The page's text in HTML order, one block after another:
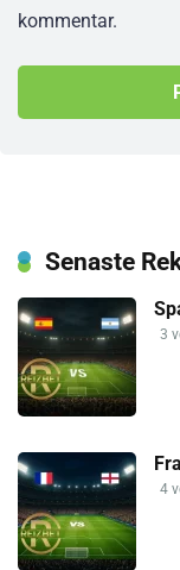
kommentar.
Senaste
3
4